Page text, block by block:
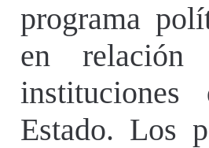
programa
en relación
Estado. Los